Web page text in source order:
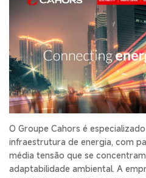
O Groupe Cahors é
infraestrutura de energia, com
média tensão que se
adaptabilidade ambiental. A